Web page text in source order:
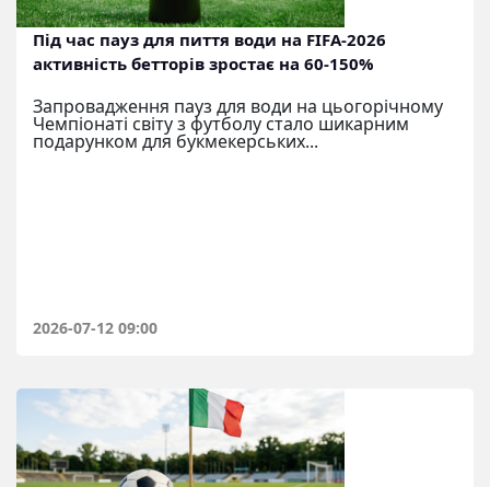
Під час пауз для пиття води на FIFA-2026
активність бетторів зростає на 60-150%
Запровадження пауз для води на цьогорічному
Чемпіонаті світу з футболу стало шикарним
подарунком для букмекерських...
2026-07-12 09:00